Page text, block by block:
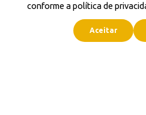
conforme a política de
Aceitar